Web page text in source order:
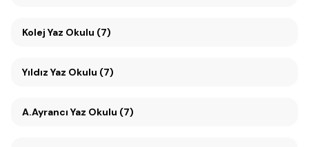
Kolej Yaz Okulu (7)
Yıldız Yaz Okulu (7)
A.Ayrancı Yaz Okulu (7)